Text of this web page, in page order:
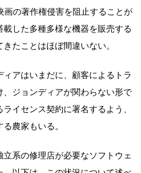
画の著作権侵害を阻止することが
した多種多様な機器を販売する
たことはほぼ間違いない。
アはいまだに、顧客によるトラ
ジョンディアが関わらない形で
イセンス契約に署名するよう、
農家もいる。
系の修理店が必要なソフトウェ